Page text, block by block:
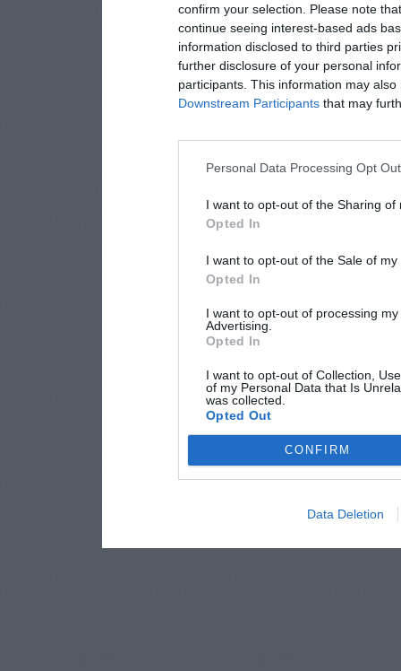
confirm your selection. Please note
continue seeing interest-based ads
information disclosed to third parties
further disclosure of your personal
participants. This information may
Downstream Participants that may
Personal Data Processing Opt
I want to opt-out of the Sharing of
Opted In
I want to opt-out of the Sale of
Opted In
I want to opt-out of processing
Advertising.
Opted In
I want to opt-out of Collection,
of my Personal Data that Is
was collected.
Opted Out
CONFIRM
Data Deletion